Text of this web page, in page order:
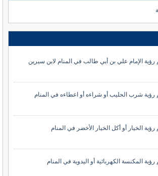
الإمام علي بن أبي طالب في المنام لابن سيرين
رؤية شرب الحليب أو شراءه أو اعطاءه في المنام
الخيار أو أكل الخيار الأخضر في المنام
المكنسة الكهربائية أو اليدوية في المنام